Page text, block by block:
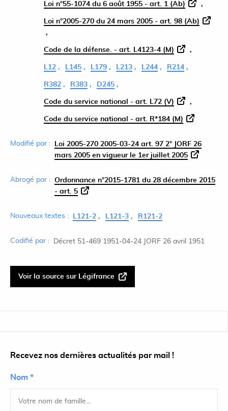
Loi n°55-1074 du 6 août 1955 - art. 1 (Ab)
Loi n°2005-270 du 24 mars 2005 - art. 98 (Ab)
Code de la défense. - art. L4123-4 (M)
L12 L145 L179 L213 L244 R214
R382 R383 D245
Code du service national - art. L72 (V)
Code du service national - art. R*184 (M)
Modifié par :
Loi 2005-270 2005-03-24 art. 97 2° JORF 26
mars 2005 en vigueur le 1er juillet 2005
Abrogé par : Ordonnance n°2015-1781 du 28 décembre 2015
- art. 5
Nouveaux textes : L121-2 L121-3 R121-2
Codifié par : Décret 51-469 1951-04-24 JORF 26 avril 1951
Voir la source sur Légifrance
Recevez nos dernières actualités par mail !
Nom *